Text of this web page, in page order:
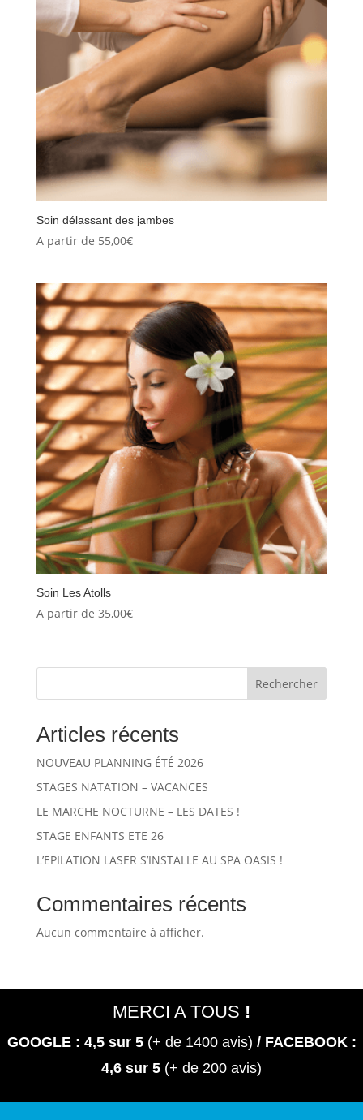
Soin délassant des jambes
A partir de 55,00€
Soin Les Atolls
A partir de 35,00€
Rechercher
Articles récents
NOUVEAU PLANNING ÉTÉ 2026
STAGES NATATION – VACANCES
LE MARCHE NOCTURNE – LES DATES !
STAGE ENFANTS ETE 26
L’EPILATION LASER S’INSTALLE AU SPA OASIS !
Commentaires récents
Aucun commentaire à afficher.
MERCI A TOUS !
GOOGLE : 4,5 sur 5(+ de 1400 avis) / FACEBOOK :
4,6 sur 5 (+ de 200 avis)